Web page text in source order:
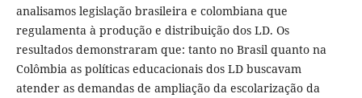
analisamos legislação brasileira e colombiana que
regulamenta à produção e distribuição dos LD. Os
resultados demonstraram que: tanto no Brasil quanto na
Colômbia as políticas educacionais dos LD buscavam
atender as demandas de ampliação da escolarização da